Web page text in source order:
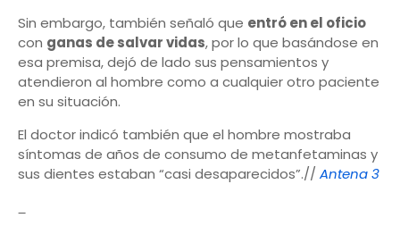
Sin embargo, también señaló que entró en el oficio
con ganas de salvar vidas, por lo que basándose en
esa premisa, dejó de lado sus pensamientos y
atendieron al hombre como a cualquier otro paciente
en su situación.
El doctor indicó también que el hombre mostraba
síntomas de años de consumo de metanfetaminas y
sus dientes estaban “casi desaparecidos”.// Antena 3